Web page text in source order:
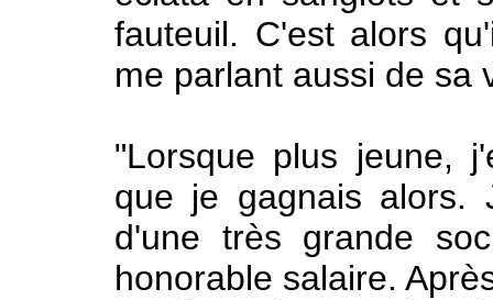
fauteuil. C'est alors
me parlant aussi de sa
"Lorsque plus jeune,
que je gagnais alors.
d'une très grande
honorable salaire.